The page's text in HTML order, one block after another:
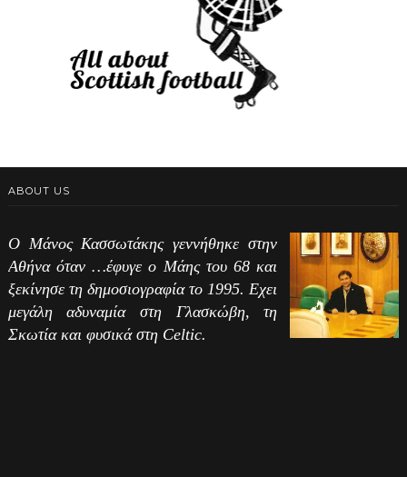
ABOUT US
Ο Μάνος Κασσωτάκης γεννήθηκε στην
Αθήνα όταν …έφυγε ο Μάης του 68 και
ξεκίνησε τη δημοσιογραφία το 1995. Εχει
μεγάλη αδυναμία στη Γλασκώβη, τη
Σκωτία και φυσικά στη Celtic.